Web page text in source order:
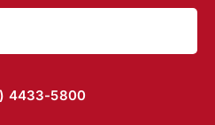
4433-5800